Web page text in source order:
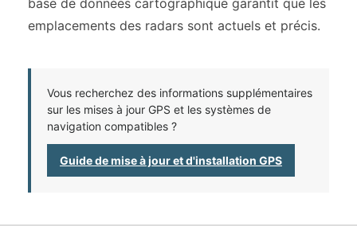
base de données cartographique garantit que les
emplacements des radars sont actuels et précis.
Vous recherchez des informations supplémentaires
sur les mises à jour GPS et les systèmes de
navigation compatibles ?
Guide de mise à jour et d'installation GPS